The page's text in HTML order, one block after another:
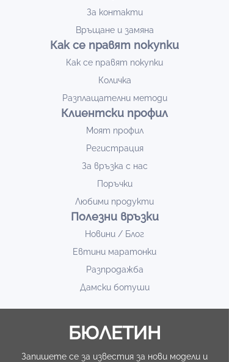
За контакти
Връщане и замяна
Как се правят покупки
Как се правят покупки
Количка
Разплащателни методи
Клиентски профил
Моят профил
Регистрация
За връзка с нас
Поръчки
Любими продукти
Полезни връзки
Новини / Блог
Евтини маратонки
Разпродажба
Дамски ботуши
БЮЛЕТИН
Запишете се за известия за нови модели и